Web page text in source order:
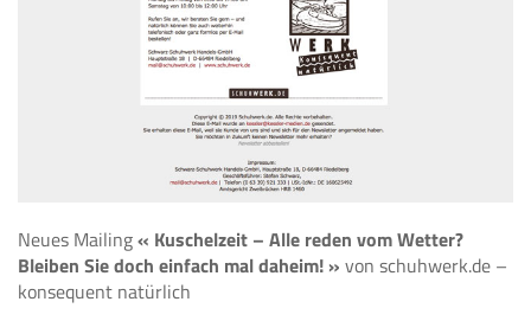
Neues Mailing« Kuschelzeit – Alle reden vom Wetter?
Bleiben Sie doch einfach mal daheim! » von schuhwerk.de –
konsequent natürlich